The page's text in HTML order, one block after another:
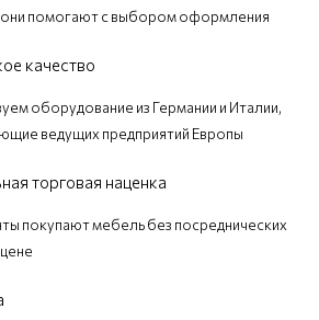
помогают с выбором оформления
качество
оборудование из Германии и Италии,
ведущих предприятий Европы
торговая наценка
покупают мебель без посреднических